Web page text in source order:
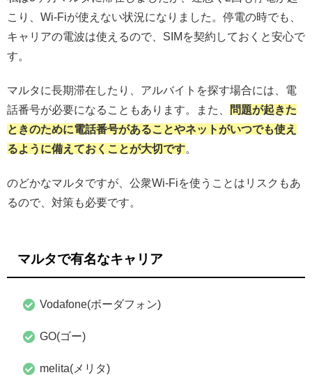
こり、Wi-Fiが使えない状況になりました。停電の時でも、
キャリアの電波は使えるので、SIMを契約しておくと安心で
す。
マルタに長期滞在したり、アルバイトを探す場合には、電
話番号が必要になることもあります。また、
問題が起きた
ときのために電話番号があることやネットがいつでも使え
るように備えておくことが大切です
のどかなマルタですが、公衆Wi-Fiを使うことはリスクもあ
るので、対策も必要です。
マルタで有名なキャリア
Vodafone(ボーダフォン)
GO(ゴー)
melita(メリタ)